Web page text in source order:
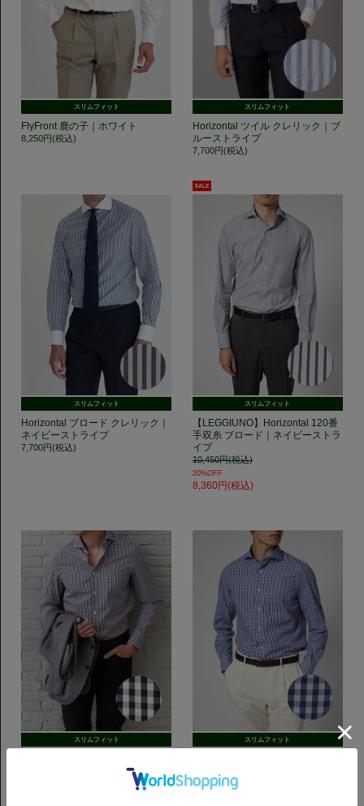
スリムフィット
FlyFront 鹿の子｜ホワイト
8,250円(税込)
スリムフィット
Horizontal ツイル クレリック｜ブ
ルーストライプ
7,700円(税込)
スリムフィット
Horizontal ブロード クレリック｜
ネイビーストライプ
7,700円(税込)
スリムフィット
【LEGGIUNO】Horizontal 120番
手双糸 ブロード｜ネイビーストラ
イプ
10,450円(税込)
20%OFF
8,360円(税込)
スリムフィット スリムフィット
7,700円(税込)